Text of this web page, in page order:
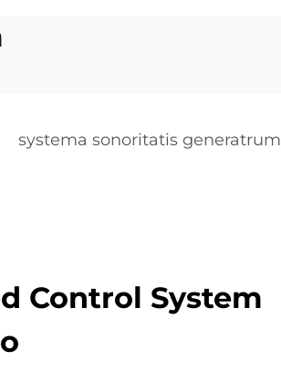
systema sonoritatis generatrum
Control System